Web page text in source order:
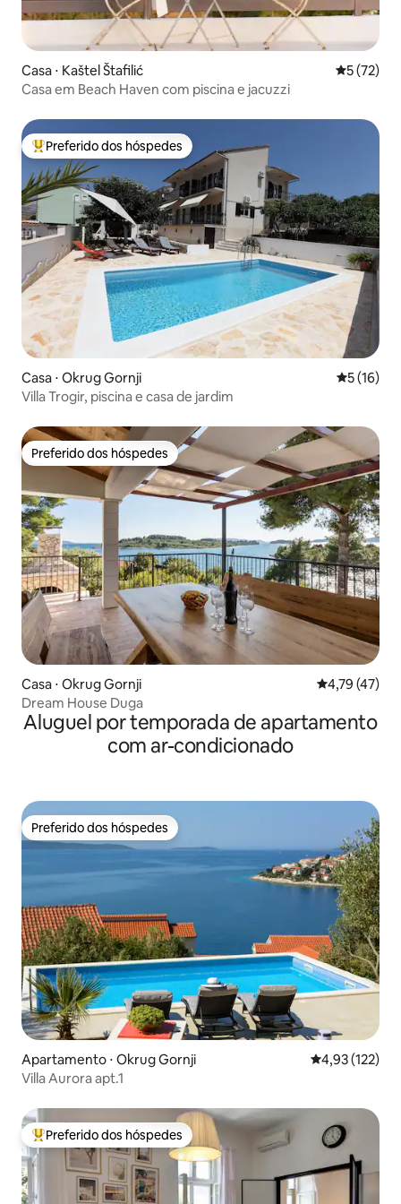
Casa ⋅ Kaštel Štafilić 5 de uma
5 (72)
Casa em Beach Haven com piscina e jacuzzi
Entre os melhores preferidos dos hóspedes
Preferido dos hóspedes
Casa ⋅ Okrug Gornji 5 de uma
5 (16)
Villa Trogir, piscina e casa de jardim
Preferido dos hóspedes
Preferido dos hóspedes
Casa ⋅ Okrug Gornji 4,79 de uma
4,79 (47)
Dream House Duga
Aluguel por temporada de apartamento
com ar-condicionado
Preferido dos hóspedes
Preferido dos hóspedes
Apartamento ⋅ Okrug Gornji 4,93 de uma
4,93 (122)
Villa Aurora apt.1
Entre os melhores preferidos dos hóspedes
Preferido dos hóspedes